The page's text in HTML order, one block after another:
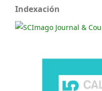
Indexación